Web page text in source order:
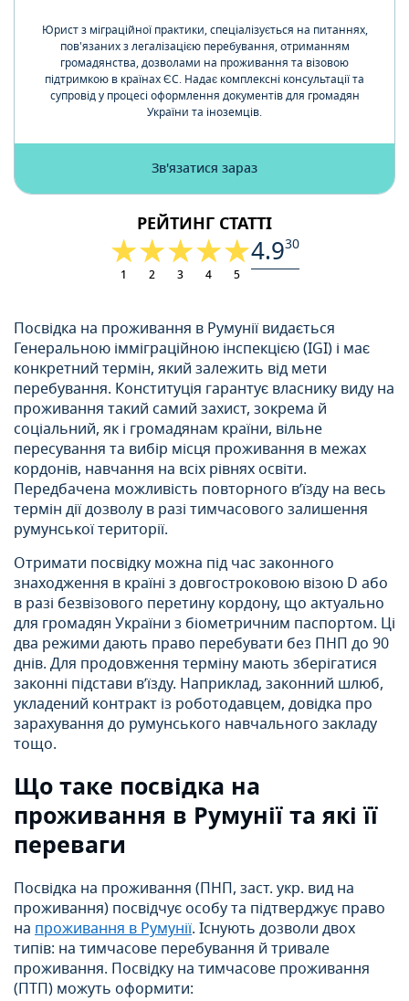
Юрист з міграційної практики, спеціалізується на питаннях,
пов'язаних з легалізацією перебування, отриманням
громадянства, дозволами на проживання та візовою
підтримкою в країнах ЄС. Надає комплексні консультації та
супровід у процесі оформлення документів для громадян
України та іноземців.
Зв'язатися зараз
РЕЙТИНГ СТАТТІ
1 2 3 4 5
4.930
Посвідка на проживання в Румунії видається
Генеральною імміграційною інспекцією (IGI) і має
конкретний термін, який залежить від мети
перебування. Конституція гарантує власнику виду на
проживання такий самий захист, зокрема й
соціальний, як і громадянам країни, вільне
пересування та вибір місця проживання в межах
кордонів, навчання на всіх рівнях освіти.
Передбачена можливість повторного в’їзду на весь
термін дії дозволу в разі тимчасового залишення
румунської території.
Отримати посвідку можна під час законного
знаходження в країні з довгостроковою візою D або
в разі безвізового перетину кордону, що актуально
для громадян України з біометричним паспортом. Ці
два режими дають право перебувати без ПНП до 90
днів. Для продовження терміну мають зберігатися
законні підстави в’їзду. Наприклад, законний шлюб,
укладений контракт із роботодавцем, довідка про
зарахування до румунського навчального закладу
тощо.
Що таке посвідка на
проживання в Румунії та які її
переваги
Посвідка на проживання (ПНП, заст. укр. вид на
проживання) посвідчує особу та підтверджує право
на проживання в Румунії. Існують дозволи двох
типів: на тимчасове перебування й тривале
проживання. Посвідку на тимчасове проживання
(ПТП) можуть оформити: